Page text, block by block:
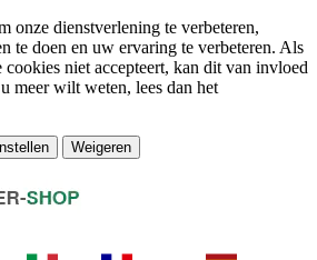
onze dienstverlening te verbeteren,
te doen en uw ervaring te verbeteren. Als
cookies niet accepteert, kan dit van invloed
meer wilt weten, lees dan het
Weigeren